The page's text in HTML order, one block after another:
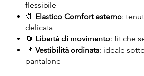
flessibile
🧷 Elastico Comfort esterno:
delicata
🔄 Libertà di movimento: fit che
📌 Vestibilità ordinata: ideale
pantalone